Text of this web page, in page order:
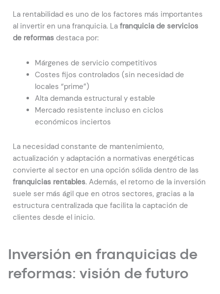
La rentabilidad es uno de los factores más importantes
al invertir en una franquicia. Lafranquicia de servicios
de reformas destaca por:
Márgenes de servicio competitivos
Costes fijos controlados (sin necesidad de
locales “prime”)
Alta demanda estructural y estable
Mercado resistente incluso en ciclos
económicos inciertos
La necesidad constante de mantenimiento,
actualización y adaptación a normativas energéticas
convierte al sector en una opción sólida dentro de las
franquicias rentables. Además, el retorno de la inversión
suele ser más ágil que en otros sectores, gracias a la
estructura centralizada que facilita la captación de
clientes desde el inicio.
Inversión en franquicias de
reformas: visión de futuro